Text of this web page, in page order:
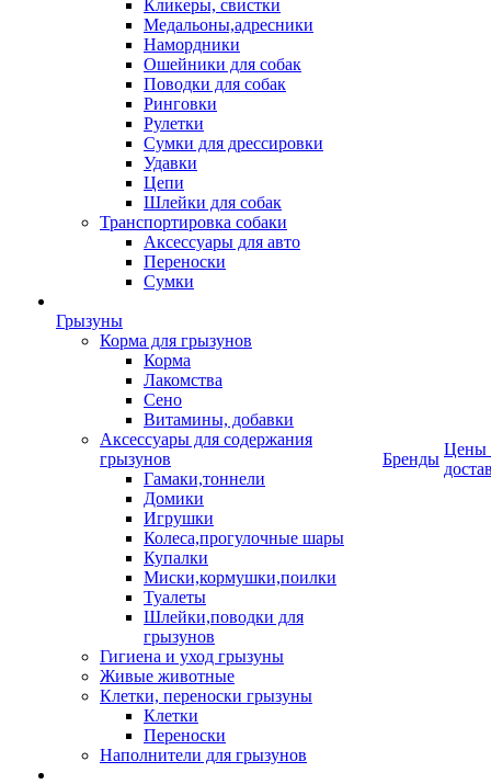
Кликеры, свистки
Медальоны,адресники
Намордники
Ошейники для собак
Поводки для собак
Ринговки
Рулетки
Сумки для дрессировки
Удавки
Цепи
Шлейки для собак
Транспортировка собаки
Аксессуары для авто
Переноски
Сумки
Грызуны
Корма для грызунов
Корма
Лакомства
Сено
Витамины, добавки
Аксессуары для содержания
грызунов
Гамаки,тоннели
Домики
Игрушки
Колеса,прогулочные шары
Купалки
Миски,кормушки,поилки
Туалеты
Шлейки,поводки для
грызунов
Гигиена и уход грызуны
Живые животные
Клетки, переноски грызуны
Клетки
Переноски
Наполнители для грызунов
Бренды
Цены